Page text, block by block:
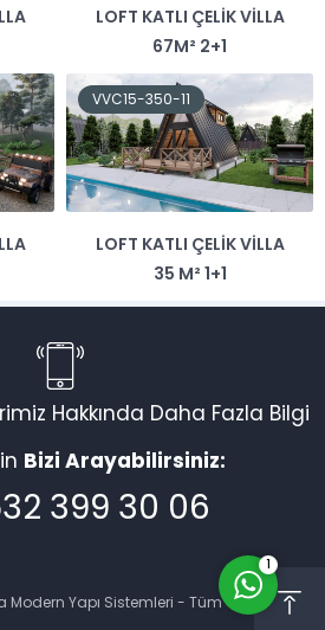
LOFT KATLI ÇELIK VILLA
67M² 2+1
VVC15-350-11
LOFT KATLI ÇELIK VILLA
35 M² 1+1
Hakkında Daha Fazla Bilgi
Bizi Arayabilirsiniz:
399 30 06
Yapı Sistemleri - Tüm
1